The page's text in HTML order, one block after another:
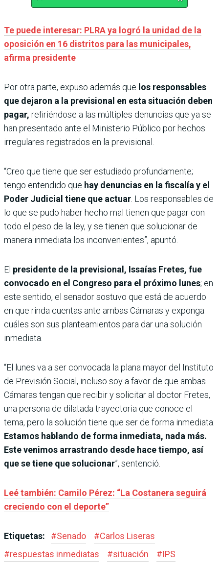
Te puede interesar: PLRA ya logró la unidad de la
oposición en 16 distritos para las municipales,
afirma presidente
Por otra parte, expuso además que los responsables
que dejaron a la previsional en esta situación deben
pagar, refiriéndose a las múltiples denuncias que ya se
han presentado ante el Ministerio Público por hechos
irregulares registrados en la previsional.
“Creo que tiene que ser estudiado profundamente;
tengo entendido que hay denuncias en la fiscalía y el
Poder Judicial tiene que actuar . Los responsables de
lo que se pudo haber hecho mal tienen que pagar con
todo el peso de la ley, y se tienen que solucionar de
manera inmediata los inconvenientes”, apuntó.
El presidente de la previsional, Issaías Fretes, fue
convocado en el Congreso para el próximo lunes; en
este sentido, el senador sostuvo que está de acuerdo
en que rinda cuentas ante ambas Cámaras y exponga
cuáles son sus planteamientos para dar una solución
inmediata.
“El lunes va a ser convocada la plana mayor del Instituto
de Previsión Social, incluso soy a favor de que ambas
Cámaras tengan que recibir y solicitar al doctor Fretes,
una persona de dilatada trayectoria que conoce el
tema, pero la solución tiene que ser de forma inmediata.
Estamos hablando de forma inmediata, nada más.
Este venimos arrastrando desde hace tiempo, así
que se tiene que solucionar”, sentenció.
Leé también: Camilo Pérez: “La Costanera seguirá
creciendo con el deporte”
Etiquetas: #Senado #Carlos Liseras
#respuestas inmediatas #situación #IPS